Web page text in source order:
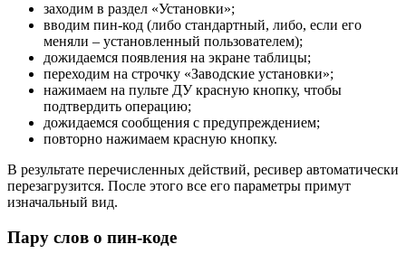
заходим в раздел «Установки»;
вводим пин-код (либо стандартный, либо, если его
меняли – установленный пользователем);
дожидаемся появления на экране таблицы;
переходим на строчку «Заводские установки»;
нажимаем на пульте ДУ красную кнопку, чтобы
подтвердить операцию;
дожидаемся сообщения с предупреждением;
повторно нажимаем красную кнопку.
В результате перечисленных действий, ресивер автоматически
перезагрузится. После этого все его параметры примут
изначальный вид.
Пару слов о пин-коде